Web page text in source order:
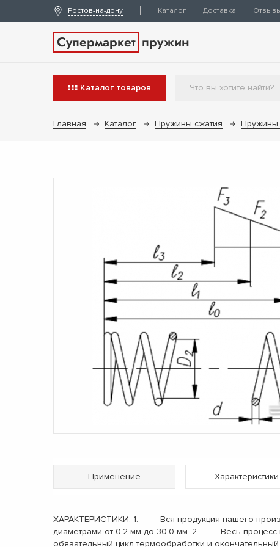
Ростов-на-дону Каталог Доставка
Супермаркет пружин
Каталог товаров
Главная Каталог Пружины сжатия
Применение Характеристики
ХАРАКТЕРИСТИКИ: 1. Вся продукция нашего
диаметрами от 0,2 мм до 30,0 мм. 2. Весь процесс
обязательный цикл термообработки и